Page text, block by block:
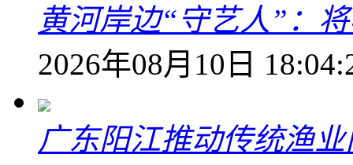
黄河岸边“守艺人”：
2026年08月10日
广东阳江推动传统渔